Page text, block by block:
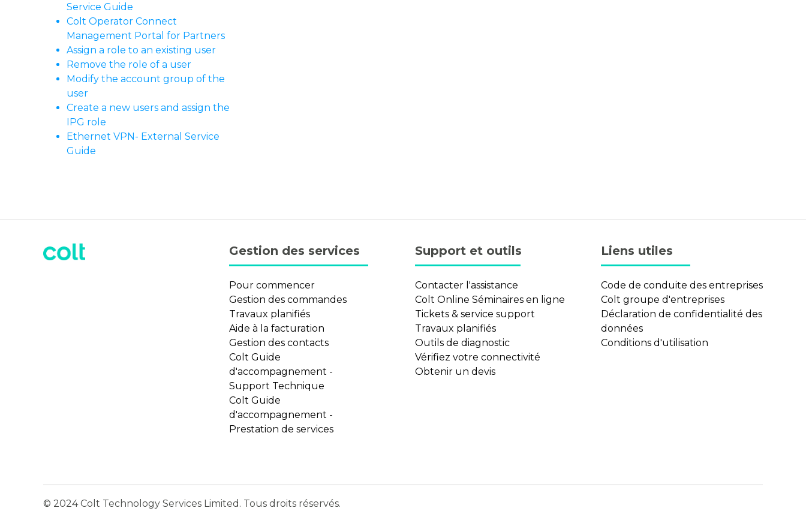
Service Guide
Colt Operator Connect
Management Portal for Partners
Assign a role to an existing user
Remove the role of a user
Modify the account group of the
user
Create a new users and assign the
IPG role
Ethernet VPN- External Service
Guide
Gestion des services
Pour commencer
Gestion des commandes
Travaux planifiés
Aide à la facturation
Gestion des contacts
Colt Guide
d'accompagnement -
Support Technique
Colt Guide
d'accompagnement -
Prestation de services
Support et outils
Contacter l'assistance
Colt Online Séminaires en ligne
Tickets & service support
Travaux planifiés
Outils de diagnostic
Vérifiez votre connectivité
Obtenir un devis
Liens utiles
Code de conduite des entreprises
Colt groupe d'entreprises
Déclaration de confidentialité des
données
Conditions d'utilisation
© 2024 Colt Technology Services Limited. Tous droits réservés.